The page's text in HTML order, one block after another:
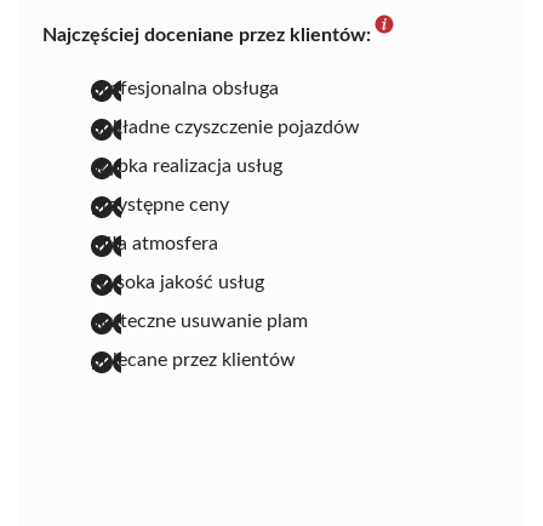
Najczęściej doceniane przez klientów:
profesjonalna obsługa
dokładne czyszczenie pojazdów
szybka realizacja usług
przystępne ceny
miła atmosfera
wysoka jakość usług
skuteczne usuwanie plam
polecane przez klientów